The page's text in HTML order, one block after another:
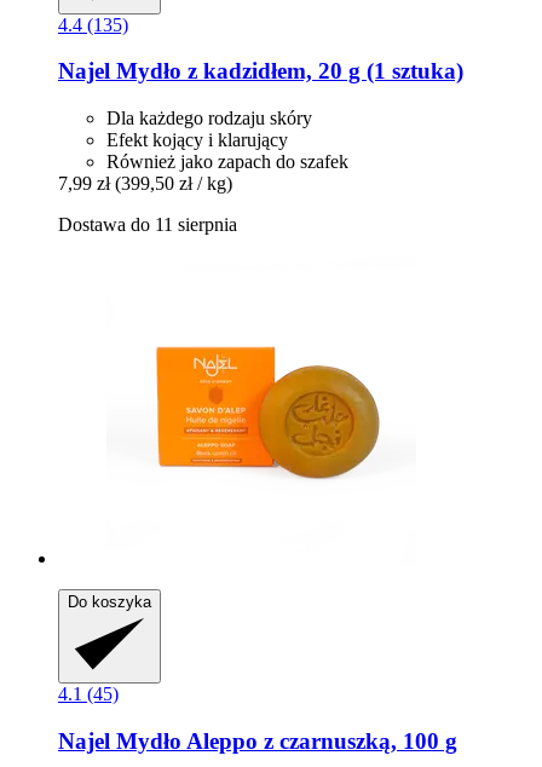
4.4 (135)
Najel Mydło z kadzidłem, 20 g (1 sztuka)
Dla każdego rodzaju skóry
Efekt kojący i klarujący
Również jako zapach do szafek
7,99 zł (399,50 zł / kg)
Dostawa do 11 sierpnia
Do koszyka
4.1 (45)
Najel Mydło Aleppo z czarnuszką, 100 g